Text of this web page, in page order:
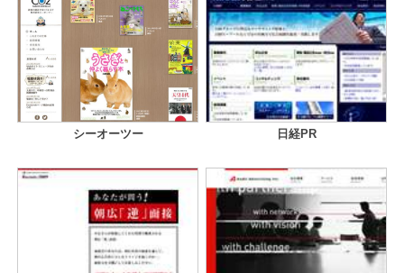
シーオーツー 日経PR